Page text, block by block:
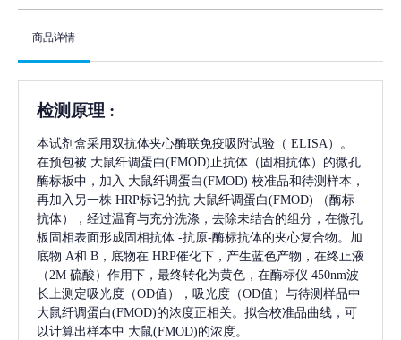
商品详情
检测原理 :
本试剂盒采用双抗体夹心酶联免疫吸附试验（ ELISA）。
在预包被 大鼠纤调蛋白(FMOD)止抗体（固相抗体）的微孔
酶标板中，加入 大鼠纤调蛋白(FMOD) 校准品和待测样本，
再加入另一株 HRP标记的抗 大鼠纤调蛋白(FMOD)
（酶标
抗体），经过温育与充分洗涤，去除未结合的组分，在微孔
板固相表面形成固相抗体 -抗原-酶标抗体的夹心复合物。加
底物 A和 B，底物在 HRP催化下，产生蓝色产物，在终止液
（2M 硫酸）作用下，最终转化为黄色，在酶标仪 450nm波
长上测定吸光度（OD值），吸光度（OD值）与待测样品中
大鼠纤调蛋白(FMOD)的浓度正相关。拟合校准品曲线，可
以计算出样本中 大鼠(FMOD)的浓度。